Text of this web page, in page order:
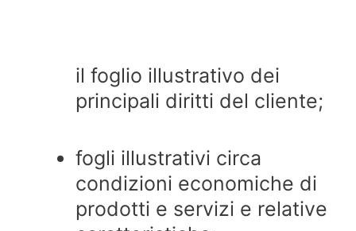
il foglio illustrativo dei
principali diritti del cliente;
fogli illustrativi circa
condizioni economiche di
prodotti e servizi e relative